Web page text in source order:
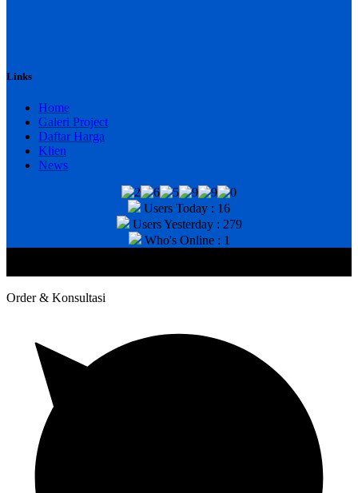
Links
Home
Galeri Project
Daftar Harga
Klien
News
Users Today : 16
Users Yesterday : 279
Who's Online : 1
Order & Konsultasi